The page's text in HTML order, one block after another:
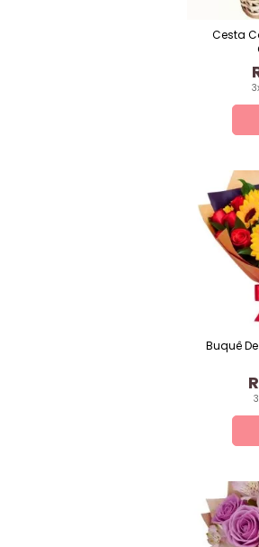
Cesta
Buquê